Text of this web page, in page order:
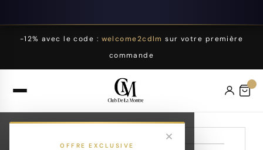
-12% avec le code : welcome2cdlm sur votre première
commande
OFFRE EXCLUSIVE
Date : 05/09/2024